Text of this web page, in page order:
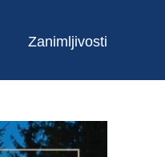
Zanimljivosti